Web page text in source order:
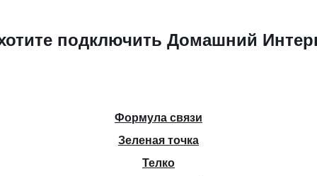
подключить Домашний
Формула связи
Зеленая точка
Телко